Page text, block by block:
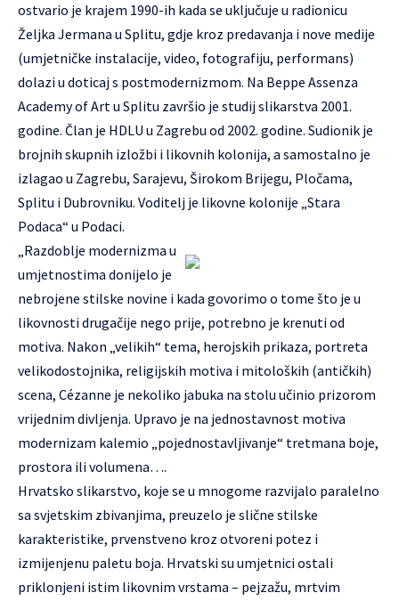
ostvario je krajem 1990-ih kada se uključuje u radionicu
Željka Jermana u Splitu, gdje kroz predavanja i nove medije
(umjetničke instalacije, video, fotografiju, performans)
dolazi u doticaj s postmodernizmom. Na Beppe Assenza
Academy of Art u Splitu završio je studij slikarstva 2001.
godine. Član je HDLU u Zagrebu od 2002. godine. Sudionik je
brojnih skupnih izložbi i likovnih kolonija, a samostalno je
izlagao u Zagrebu, Sarajevu, Širokom Brijegu, Pločama,
Splitu i Dubrovniku. Voditelj je likovne kolonije „Stara
Podaca“ u Podaci.
„Razdoblje modernizma u
umjetnostima donijelo je
nebrojene stilske novine i kada govorimo o tome što je u
likovnosti drugačije nego prije, potrebno je krenuti od
motiva. Nakon „velikih“ tema, herojskih prikaza, portreta
velikodostojnika, religijskih motiva i mitoloških (antičkih)
scena, Cézanne je nekoliko jabuka na stolu učinio prizorom
vrijednim divljenja. Upravo je na jednostavnost motiva
modernizam kalemio „pojednostavljivanje“ tretmana boje,
prostora ili volumena….
Hrvatsko slikarstvo, koje se u mnogome razvijalo paralelno
sa svjetskim zbivanjima, preuzelo je slične stilske
karakteristike, prvenstveno kroz otvoreni potez i
izmijenjenu paletu boja. Hrvatski su umjetnici ostali
priklonjeni istim likovnim vrstama – pejzažu, mrtvim